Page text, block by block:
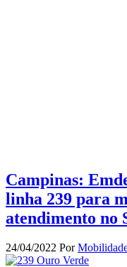
Campinas:
linha 239 para
atendimento no
24/04/2022 Por